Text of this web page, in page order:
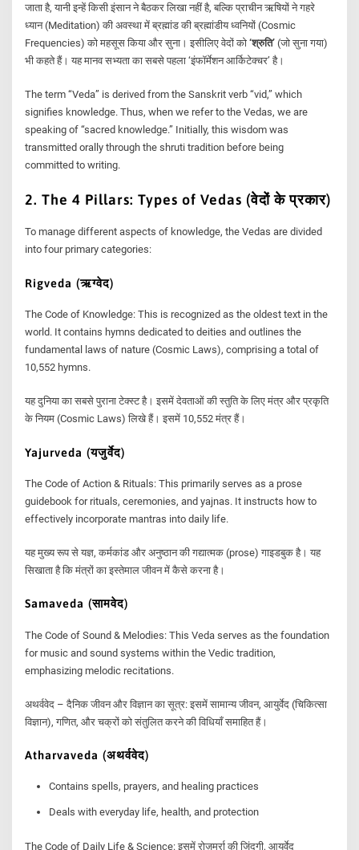
जाता है, यानी इन्हें किसी इंसान ने बैठकर लिखा नहीं है, बल्कि प्राचीन ऋषियों ने गहरे
ध्यान (Meditation) की अवस्था में ब्रह्मांड की ब्रह्मांडीय ध्वनियों (Cosmic
Frequencies) को महसूस किया और सुना। इसीलिए वेदों को‘श्रुति’ (जो सुना गया)
भी कहते हैं। यह मानव सभ्यता का सबसे पहला ‘इंफॉर्मेशन आर्किटेक्चर’ है।
The term “Veda” is derived from the Sanskrit verb “vid,” which
signifies knowledge. Thus, when we refer to the Vedas, we are
speaking of “sacred knowledge.” Initially, this wisdom was
transmitted orally through the shruti tradition before being
committed to writing.
2. The 4 Pillars: Types of Vedas (वेदों के प्रकार)
To manage different aspects of knowledge, the Vedas are divided
into four primary categories:
Rigveda (ऋग्वेद)
The Code of Knowledge: This is recognized as the oldest text in the
world. It contains hymns dedicated to deities and outlines the
fundamental laws of nature (Cosmic Laws), comprising a total of
10,552 hymns.
यह दुनिया का सबसे पुराना टेक्स्ट है। इसमें देवताओं की स्तुति के लिए मंत्र और प्रकृति
के नियम (Cosmic Laws) लिखे हैं। इसमें 10,552 मंत्र हैं।
Yajurveda (यजुर्वेद)
The Code of Action & Rituals: This primarily serves as a prose
guidebook for rituals, ceremonies, and yajnas. It instructs how to
effectively incorporate mantras into daily life.
यह मुख्य रूप से यज्ञ, कर्मकांड और अनुष्ठान की गद्यात्मक (prose) गाइडबुक है। यह
सिखाता है कि मंत्रों का इस्तेमाल जीवन में कैसे करना है।
Samaveda (सामवेद)
The Code of Sound & Melodies: This Veda serves as the foundation
for music and sound systems within the Vedic tradition,
emphasizing melodic recitations.
अथर्ववेद – दैनिक जीवन और विज्ञान का सूत्र: इसमें सामान्य जीवन, आयुर्वेद (चिकित्सा
विज्ञान), गणित, और चक्रों को संतुलित करने की विधियाँ समाहित हैं।
Atharvaveda (अथर्ववेद)
Contains spells, prayers, and healing practices
Deals with everyday life, health, and protection
The Code of Daily Life & Science: इसमें रोज़मर्रा की जिंदगी, आयुर्वेद